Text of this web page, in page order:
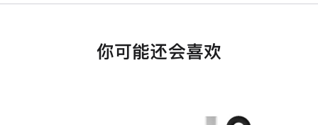
你可能还会喜欢